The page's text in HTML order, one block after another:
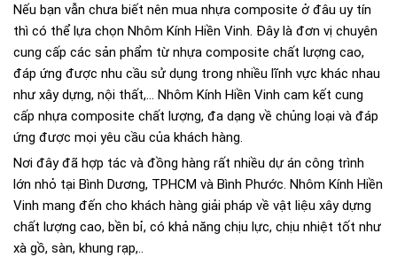
Nếu bạn vẫn chưa biết nên mua nhựa composite ở đâu uy tín
thì có thể lựa chọn Nhôm Kính Hiền Vinh. Đây là đơn vị chuyên
cung cấp các sản phẩm từ nhựa composite chất lượng cao,
đáp ứng được nhu cầu sử dụng trong nhiều lĩnh vực khác nhau
như xây dựng, nội thất,... Nhôm Kính Hiền Vinh cam kết cung
cấp nhựa composite chất lượng, đa dạng về chủng loại và đáp
ứng được mọi yêu cầu của khách hàng.
Nơi đây đã hợp tác và đồng hàng rất nhiều dự án công trình
lớn nhỏ tại Bình Dương, TPHCM và Bình Phước. Nhôm Kính Hiền
Vinh mang đến cho khách hàng giải pháp về vật liệu xây dựng
chất lượng cao, bền bỉ, có khả năng chịu lực, chịu nhiệt tốt như
xà gồ, sàn, khung rạp,..